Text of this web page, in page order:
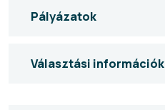
Pályázatok
Választási információk